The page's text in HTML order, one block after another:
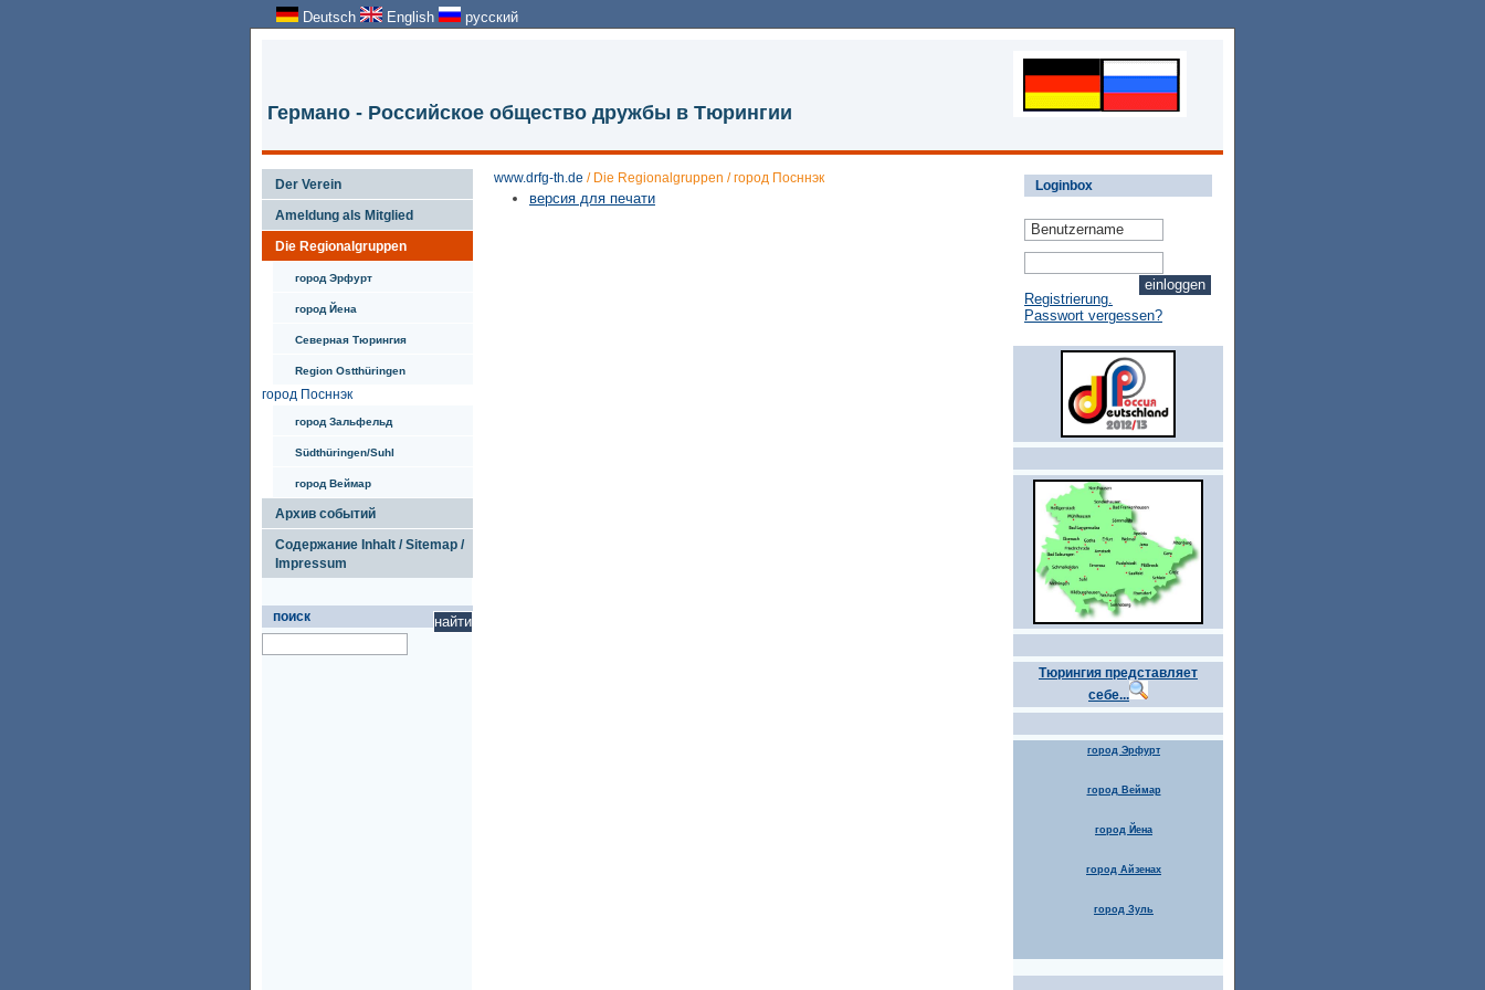
Deutsch English русский
Германо - Российское общество дружбы в Тюрингии
Der Verein
Ameldung als Mitglied
Die Regionalgruppen
город Эрфурт
город Йена
Северная Тюрингия
Region Ostthüringen
город Посннэк
город Зальфельд
Südthüringen/Suhl
город Веймар
Архив событий
Содержание Inhalt / Sitemap /
Impressum
поиск
Loginbox
Registrierung.
Passwort vergessen?
Тюрингия представляет
себе...
город Эрфурт
город Веймар
город Йена
город Айзенах
город Зуль
www.drfg-th.de / Die Regionalgruppen /город Посннэк
версия для печати